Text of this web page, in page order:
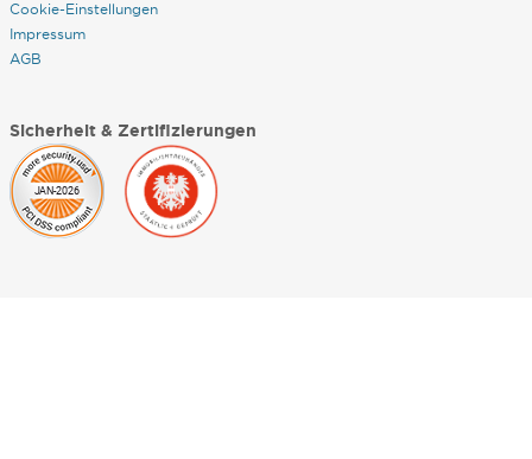
Cookie-Einstellungen
Impressum
AGB
Sicherheit & Zertifizierungen